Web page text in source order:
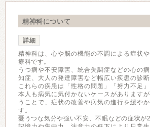
精神科について
詳細
精神科は、心や脳の機能の不調による症状
療科です。
うつ病や不安障害、統合失調症などの心の
知症、大人の発達障害など幅広い疾患の診断
これらの疾患は「性格の問題」「努力不足」
本人も病気に気付かないケースがあります
うことで、症状の改善や病気の進行を緩や
す。
憂うつな気分や強い不安、不眠などの症状が